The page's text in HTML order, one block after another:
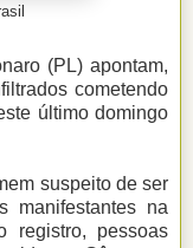
(PL) apontam,
cometendo
último domingo
suspeito de ser
manifestantes na
registro, pessoas